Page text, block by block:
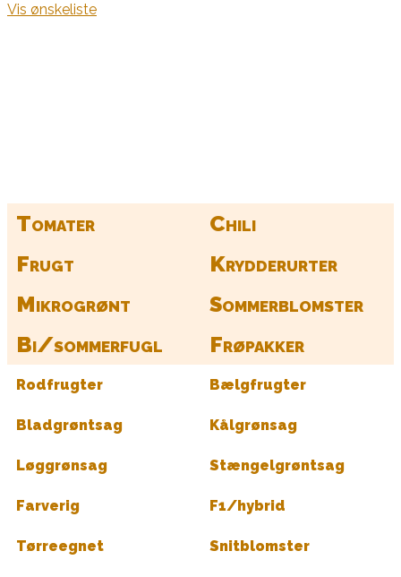
Vis ønskeliste
Tomater
Chili
Frugt
Krydderurter
Mikrogrønt
Sommerblomster
Bi/sommerfugl
Frøpakker
Rodfrugter Bælgfrugter
Bladgrøntsag Kålgrønsag
Løggrønsag Stængelgrøntsag
Farverig F1/hybrid
Tørreegnet Snitblomster